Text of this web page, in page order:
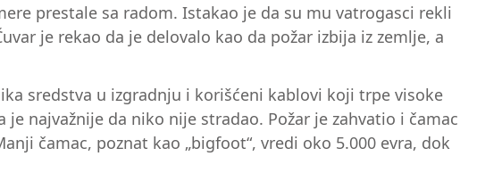
prestale sa radom. Istakao je da su mu vatrogasci rekli
je rekao da je delovalo kao da požar izbija iz zemlje, a
sredstva u izgradnju i korišćeni kablovi koji trpe visoke
najvažnije da niko nije stradao. Požar je zahvatio i čamac
čamac, poznat kao „bigfoot“, vredi oko 5.000 evra, dok